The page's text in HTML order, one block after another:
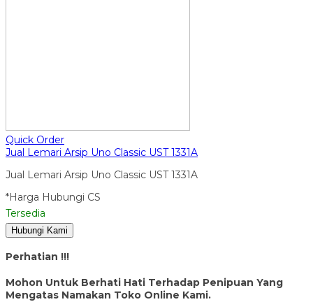
Quick Order
Jual Lemari Arsip Uno Classic UST 1331A
Jual Lemari Arsip Uno Classic UST 1331A
*Harga Hubungi CS
Tersedia
Hubungi Kami
Perhatian !!!
Mohon Untuk Berhati Hati Terhadap Penipuan Yang
Mengatas Namakan Toko Online Kami.